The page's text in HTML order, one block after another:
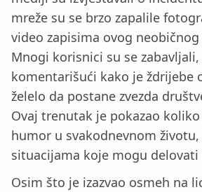
mreže su se brzo zapalile
video zapisima ovog
Mnogi korisnici su se zabavljali,
komentarišući kako je ždrijebe
želelo da postane zvezda
Ovaj trenutak je pokazao
humor u svakodnevnom životu,
situacijama koje mogu delovati
Osim što je izazvao osmeh na